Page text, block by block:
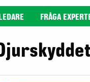
LEDARE FRÅGA